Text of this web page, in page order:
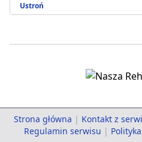
Ustroń
Strona główna | Kontakt z
Regulamin serwisu |